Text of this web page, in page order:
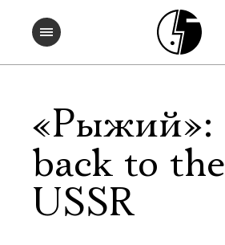
«Рыжий»:
back to the
USSR